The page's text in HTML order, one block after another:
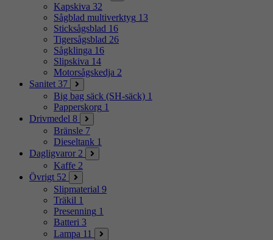
Kapskiva 32
Sågblad multiverktyg 13
Sticksågsblad 16
Tigersågsblad 26
Sågklinga 16
Slipskiva 14
Motorsågskedja 2
Sanitet 37
Big bag säck (SH-säck) 1
Papperskorg 1
Drivmedel 8
Bränsle 7
Dieseltank 1
Dagligvaror 2
Kaffe 2
Övrigt 52
Slipmaterial 9
Träkil 1
Presenning 1
Batteri 3
Lampa 11